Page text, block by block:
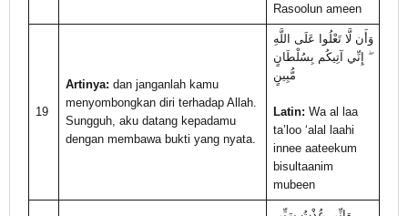
Rasoolun ameen
19
Artinya: dan janganlah kamu
menyombongkan diri terhadap Allah.
Sungguh, aku datang kepadamu
dengan membawa bukti yang nyata.
وَأَن لَّا تَعْلُوا عَلَى اللَّهِ
ۖ إِنِّي آتِيكُم بِسُلْطَانٍ
مُّبِينٍ
Latin: Wa al laa
ta’loo ‘alal laahi
innee aateekum
bisultaanim
mubeen